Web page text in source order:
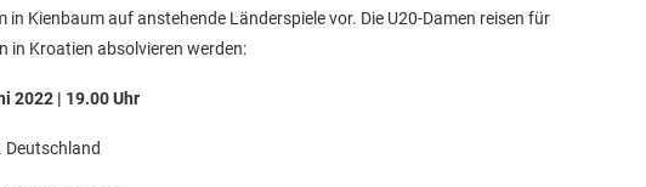
Kienbaum auf anstehende Länderspiele vor. Die U20-Damen reisen für
in Kroatien absolvieren werden:
2022 | 19.00 Uhr
Deutschland